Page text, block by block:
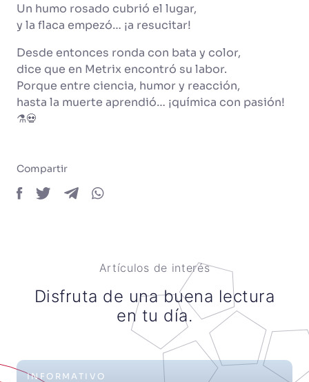
Un humo rosado cubrió el lugar,
y la flaca empezó… ¡a resucitar!
Desde entonces ronda con bata y color,
dice que en Metrix encontró su labor.
Porque entre ciencia, humor y reacción,
hasta la muerte aprendió… ¡química con pasión!
⚗️💀
Compartir
Artículos de interés
Disfruta de una buena lectura
en tu día.
INFORMATIVO